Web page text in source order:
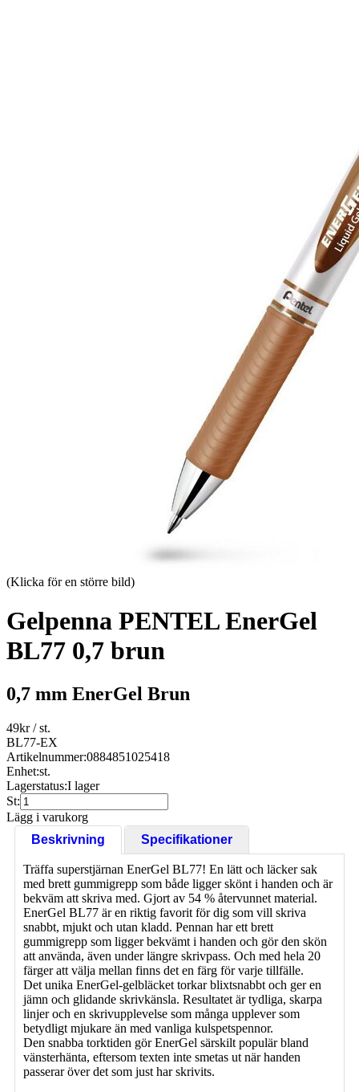
(Klicka för en större bild)
Gelpenna PENTEL EnerGel
BL77 0,7 brun
0,7 mm EnerGel Brun
49kr/ st.
BL77-EX
Artikelnummer:0884851025418
Enhet:st.
Lagerstatus:I lager
St:
Lägg i varukorg
Beskrivning
Specifikationer
Träffa superstjärnan EnerGel BL77! En lätt och läcker sak
med brett gummigrepp som både ligger skönt i handen och är
bekväm att skriva med. Gjort av 54 % återvunnet material.
EnerGel BL77 är en riktig favorit för dig som vill skriva
snabbt, mjukt och utan kladd. Pennan har ett brett
gummigrepp som ligger bekvämt i handen och gör den skön
att använda, även under längre skrivpass. Och med hela 20
färger att välja mellan finns det en färg för varje tillfälle.
Det unika EnerGel-gelbläcket torkar blixtsnabbt och ger en
jämn och glidande skrivkänsla. Resultatet är tydliga, skarpa
linjer och en skrivupplevelse som många upplever som
betydligt mjukare än med vanliga kulspetspennor.
Den snabba torktiden gör EnerGel särskilt populär bland
vänsterhänta, eftersom texten inte smetas ut när handen
passerar över det som just har skrivits.